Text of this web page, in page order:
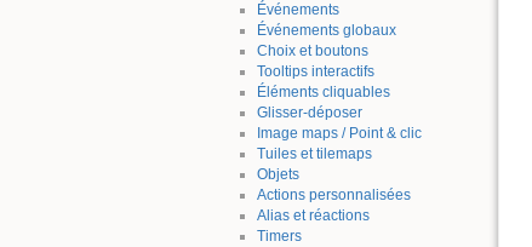
Événements
Événements globaux
Choix et boutons
Tooltips interactifs
Éléments cliquables
Glisser-déposer
Image maps / Point & clic
Tuiles et tilemaps
Objets
Actions personnalisées
Alias et réactions
Timers